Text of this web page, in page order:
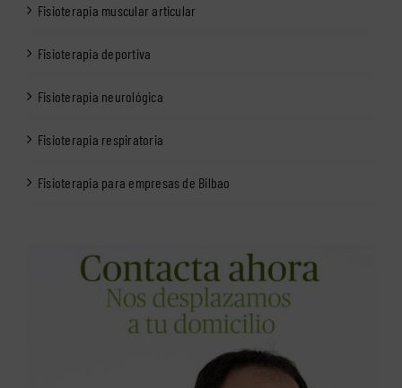
Fisioterapia muscular articular
Fisioterapia deportiva
Fisioterapia neurológica
Fisioterapia respiratoria
Fisioterapia para empresas de Bilbao